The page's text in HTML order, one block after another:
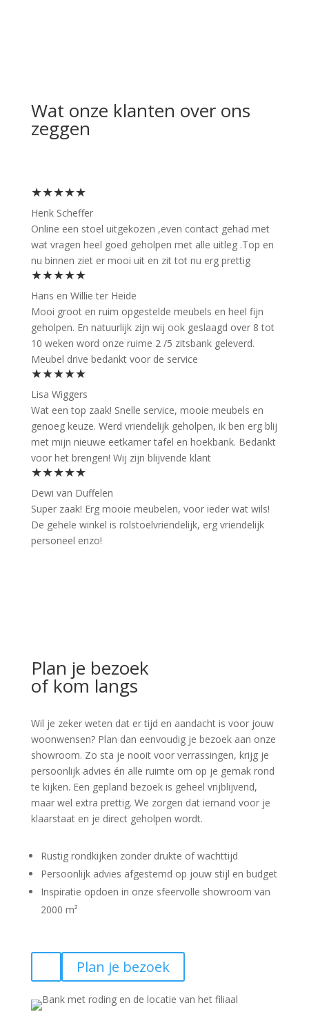
Wat onze klanten over ons
zeggen
★★★★★
Henk Scheffer
Online een stoel uitgekozen ,even contact gehad met
wat vragen heel goed geholpen met alle uitleg .Top en
nu binnen ziet er mooi uit en zit tot nu erg prettig
★★★★★
Hans en Willie ter Heide
Mooi groot en ruim opgestelde meubels en heel fijn
geholpen. En natuurlijk zijn wij ook geslaagd over 8 tot
10 weken word onze ruime 2 /5 zitsbank geleverd.
Meubel drive bedankt voor de service
★★★★★
Lisa Wiggers
Wat een top zaak! Snelle service, mooie meubels en
genoeg keuze. Werd vriendelijk geholpen, ik ben erg blij
met mijn nieuwe eetkamer tafel en hoekbank. Bedankt
voor het brengen! Wij zijn blijvende klant
★★★★★
Dewi van Duffelen
Super zaak! Erg mooie meubelen, voor ieder wat wils!
De gehele winkel is rolstoelvriendelijk, erg vriendelijk
personeel enzo!
Plan je bezoek
of kom langs
Wil je zeker weten dat er tijd en aandacht is voor jouw
woonwensen? Plan dan eenvoudig je bezoek aan onze
showroom. Zo sta je nooit voor verrassingen, krijg je
persoonlijk advies én alle ruimte om op je gemak rond
te kijken. Een gepland bezoek is geheel vrijblijvend,
maar wel extra prettig. We zorgen dat iemand voor je
klaarstaat en je direct geholpen wordt.
Rustig rondkijken zonder drukte of wachttijd
Persoonlijk advies afgestemd op jouw stijl en budget
Inspiratie opdoen in onze sfeervolle showroom van
2000 m²
Plan je bezoek